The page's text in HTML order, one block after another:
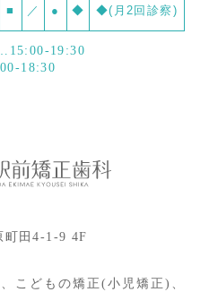
■ ／ ● ◆ ◆(月2回診察)
19:30
18:30
町田4-1-9 4F
こどもの矯正(小児矯正)、